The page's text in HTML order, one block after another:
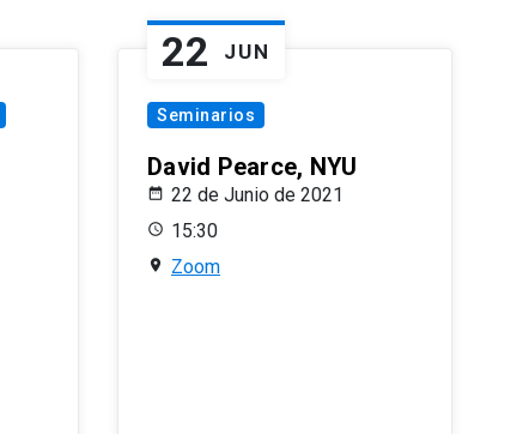
22 JUN
Seminarios
David Pearce, NYU
22 de Junio de 2021
15:30
Zoom